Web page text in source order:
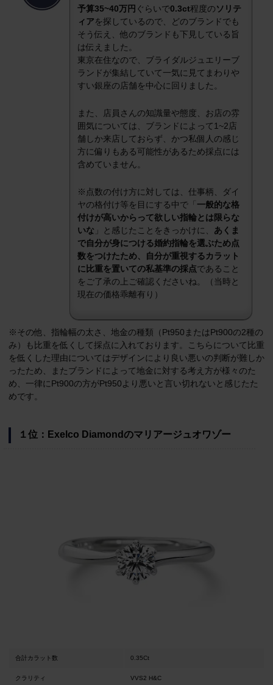
予算35~40万円 ぐらいで0.3ct程度のソリテ
ィアを探しているので、どのブランドでも
そう伝え、他のブランドも下見している旨
は伝えました。
東京在住なので、ブライダルジュエリーブ
ランドが集結していて一気に見てまわりや
すい銀座の店舗を中心に回りました。
また、店員さんの知識量や態度、お店の雰
囲気については、ブランドによって1~2店
舗しか来店しておらず、かつ私個人の感じ
方に偏りもある可能性があるため採点には
含めていません。
※点数の付け方に対しては、仕事柄、ダイ
ヤの格付け等を目にする中で「 一般的な格
付けが高いからって欲しい指輪とは限らな
いな 」と感じたことをきっかけに、 あくま
で自分が身につける婚約指輪を選ぶため点
数をつけたため、自分が重視するカラット
に比重を置いての私基準の採点であること
をご了承の上ご確認くださいね。（当時と
現在の価格乖離有り）
※その他、指輪幅の太さ、地金の種類（Pt950またはPt900の2種の
み）も比重を低くして採点に入れております。こちらについて比重
を低くした理由についてはデザインにより良い悪いの判断が難しか
ったため、またブランドによって地金に対する考え方が様々のた
め、一律にPt900の方がPt950より悪いと言い切れないと感じたた
めです。
１位： Exelco Diamondのマリアージュオワゾー
合計カラット数 0.35Ct
クラリティ VVS2 H&C